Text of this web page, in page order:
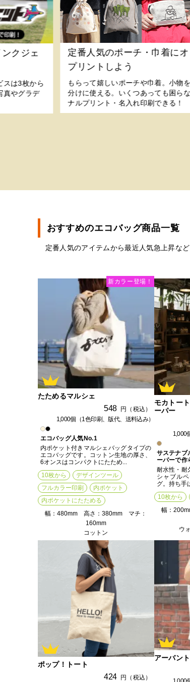
クジェ
スは3枚から
真やグラデ
定番人気のポーチ・巾着に
プリントしよう
もらって嬉しいポーチや巾着。小物
分けに使える。いくつあっても困ら
ナルプリント・名入れ印刷できる！
おすすめのエコバッグ商品一覧
定番人気のアイテムから最近人気急上昇な
新カラー登場！
たためるマルシェ
548
円（税込）
1,000個（1色印刷、版代、送料込み）
エコバッグ人気No.1
内ポケット付きマルシェバッグタイプの
エコバッグです。コットン生地の厚さ、
6オンスはコンパクトにたため...
10枚から
デザインツール
フルカラー印刷
内ポケット
内ポケットにたためる
幅：480mm 高さ：380mm マチ：
160mm
コットン
モカトー
ーパー
1,000
サステナブ
ーパーで作
耐水性・耐
シャブル
グ。持ち手
10枚から
幅：
ウ
ポップ！トート
424 円（税込）
アーバン